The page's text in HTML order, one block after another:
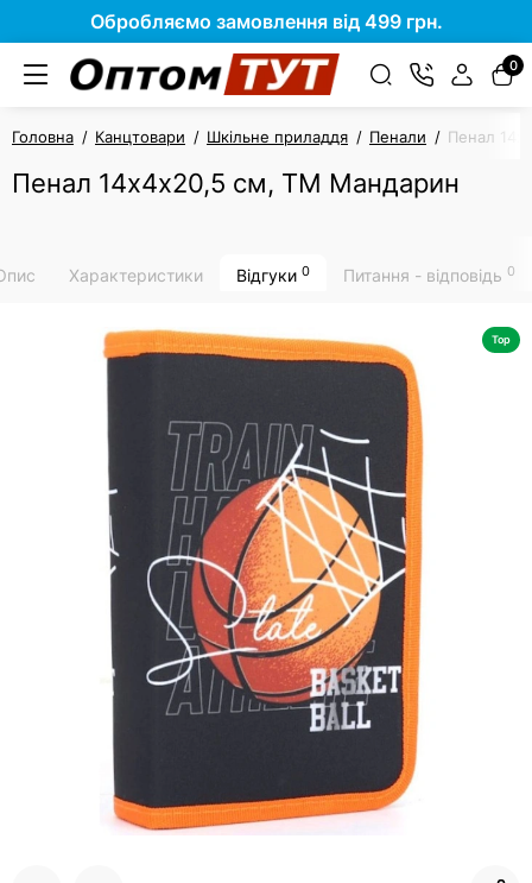
Обробляємо замовлення від 499 грн.
0
Головна Канцтовари Шкільне приладдя Пенали Пенал
Пенал 14х4х20,5 см, ТМ Мандарин
Характеристики Відгуки 0 Питання - відповідь 0
Top